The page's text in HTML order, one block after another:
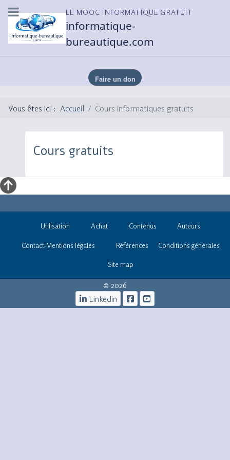
LE MOOC INFORMATIQUE GRATUIT
informatique-
bureautique.com
Vous êtes ici : Accueil Cours informatiques gratuits
Cours gratuits
Utilisation Achat Contenus Auteurs
Contact-Mentions légales Références Conditions générales
Site map
© 2026
Linkedin